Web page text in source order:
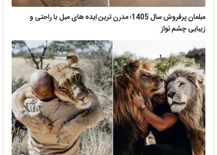
مبلمان پرفروش سال 1405؛ مدرن ترین ایده های مبل با راحتی و
زیبایی چشم نواز